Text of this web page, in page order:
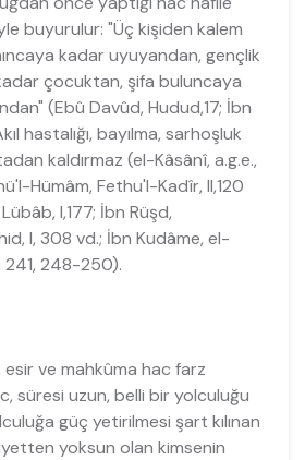
buyurulur: "Üç kişiden kalem
kadar uyuyandan, gençlik
çocuktan, şifa buluncaya
(Ebû Davûd, Hudud,17; İbn
hastalığı, bayılma, sarhoşluk
kaldırmaz (el-Kâsânî, a.g.e.,
Hümâm, Fethu'l-Kadîr, II,120
I,177; İbn Rüşd,
I, 308 vd.; İbn Kudâme, el-
241, 248-250).
esir ve mahkûma hac farz
süresi uzun, belli bir yolculuğu
güç yetirilmesi şart kılınan
yoksun olan kimsenin